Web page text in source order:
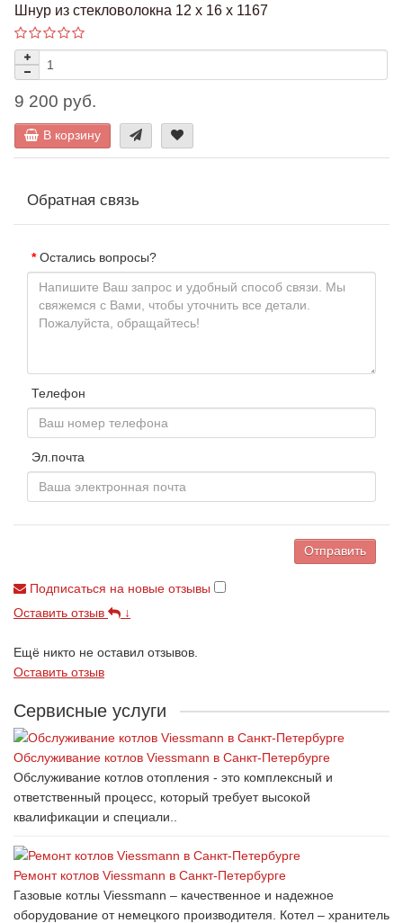
Шнур из стекловолокна 12 x 16 x 1167
9 200 руб.
В корзину
Обратная связь
Остались вопросы?
Телефон
Эл.почта
Отправить
Подписаться на новые отзывы
Оставить отзыв
↓
Ещё никто не оставил отзывов.
Оставить отзыв
Сервисные услуги
Обслуживание котлов Viessmann в Санкт-Петербурге
Обслуживание котлов отопления - это комплексный и
ответственный процесс, который требует высокой
квалификации и специали..
Ремонт котлов Viessmann в Санкт-Петербурге
Газовые котлы Viessmann – качественное и надежное
оборудование от немецкого производителя. Котел – хранитель